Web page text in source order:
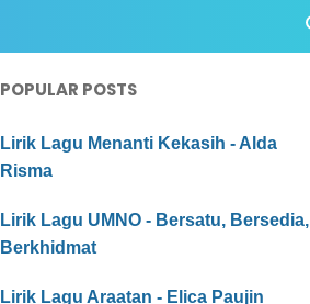
POPULAR POSTS
Lirik Lagu Menanti Kekasih - Alda
Risma
Lirik Lagu UMNO - Bersatu, Bersedia,
Berkhidmat
Lirik Lagu Araatan - Elica Paujin